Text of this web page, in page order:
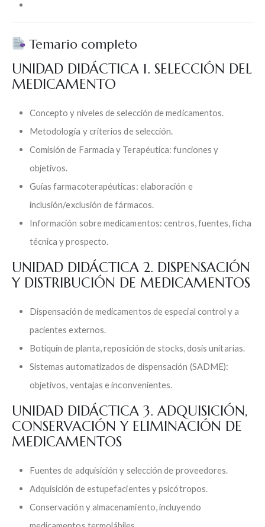
Temario completo
UNIDAD DIDÁCTICA 1. SELECCIÓN DEL
MEDICAMENTO
Concepto y niveles de selección de medicamentos.
Metodología y criterios de selección.
Comisión de Farmacia y Terapéutica: funciones y
objetivos.
Guías farmacoterapéuticas: elaboración e
inclusión/exclusión de fármacos.
Información sobre medicamentos: centros, fuentes, ficha
técnica y prospecto.
UNIDAD DIDÁCTICA 2. DISPENSACIÓN
Y DISTRIBUCIÓN DE MEDICAMENTOS
Dispensación de medicamentos de especial control y a
pacientes externos.
Botiquín de planta, reposición de stocks, dosis unitarias.
Sistemas automatizados de dispensación (SADME):
objetivos, ventajas e inconvenientes.
UNIDAD DIDÁCTICA 3. ADQUISICIÓN,
CONSERVACIÓN Y ELIMINACIÓN DE
MEDICAMENTOS
Fuentes de adquisición y selección de proveedores.
Adquisición de estupefacientes y psicótropos.
Conservación y almacenamiento, incluyendo